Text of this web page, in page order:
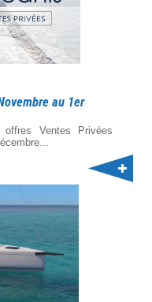
au 1er
Ventes Privées